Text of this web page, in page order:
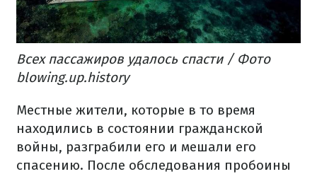
Всех пассажиров удалось спасти / Фото
blowing.up.history
Местные жители, которые в то время
находились в состоянии гражданской
войны, разграбили его и мешали его
спасению. После обследования пробоины